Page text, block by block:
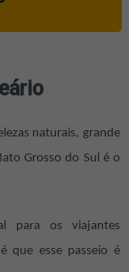
naturais, grande
Grosso do Sul é o
para os viajantes
que esse passeio é